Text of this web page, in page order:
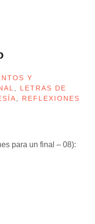
Y
, LETRAS DE
, REFLEXIONES
para un final – 08):